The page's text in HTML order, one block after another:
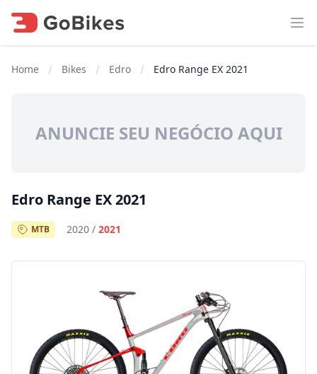
Home Bikes Edro Edro Range EX 2021
ANUNCIE SEU NEGÓCIO AQUI
Edro Range EX 2021
MTB 2020 / 2021